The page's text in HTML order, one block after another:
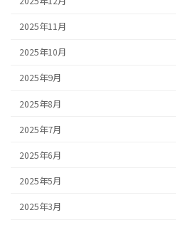
2025年11月
2025年10月
2025年9月
2025年8月
2025年7月
2025年6月
2025年5月
2025年3月